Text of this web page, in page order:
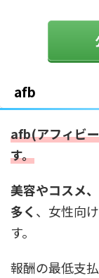
afb
afb(アフィビ
す。
美容やコスメ
多く、女性向
す。
報酬の最低支